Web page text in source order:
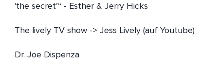
'the secret’“ - Esther & Jerry Hicks
The lively TV show -> Jess Lively (auf Youtube)
Dr. Joe Dispenza